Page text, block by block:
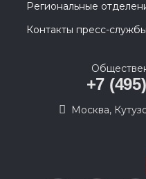
Региональные
Контакты пресс-службы
+7
Москва,